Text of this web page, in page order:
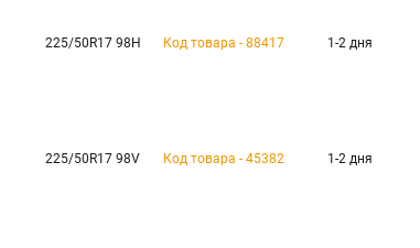
225/50R17 98H Код товара - 88417 1-2 дня
225/50R17 98V Код товара - 45382 1-2 дня